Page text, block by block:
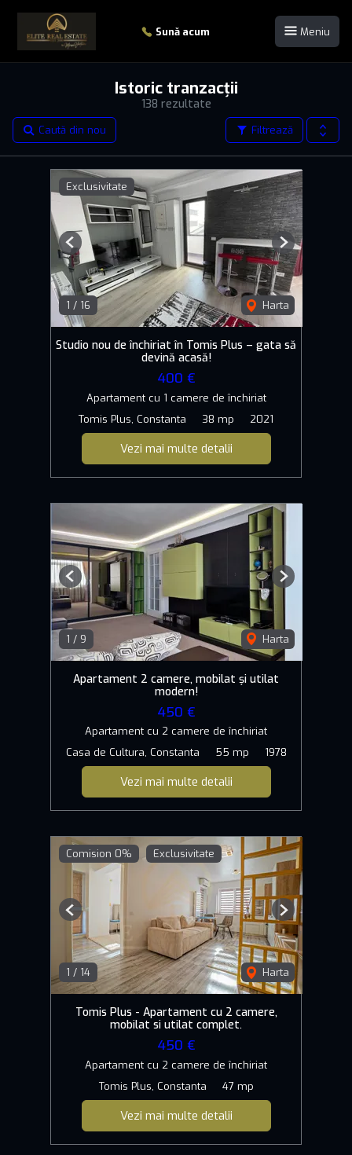
Sună acum Meniu
138 rezultate
Istoric tranzacții
Filtrează
Caută din nou
Exclusivitate
1 / 16 Harta
Previous Next
Studio nou de închiriat în Tomis Plus – gata să
devină acasă!
400 €
Apartament cu 1 camere de închiriat
Tomis Plus, Constanta
38 mp 2021
Vezi mai multe detalii
1 / 9 Harta
Previous Next
Apartament 2 camere, mobilat și utilat
modern!
450 €
Apartament cu 2 camere de închiriat
Casa de Cultura, Constanta
55 mp 1978
Vezi mai multe detalii
Comision 0% Exclusivitate
1 / 14 Harta
Previous Next
Tomis Plus - Apartament cu 2 camere,
mobilat si utilat complet.
450 €
Apartament cu 2 camere de închiriat
Tomis Plus, Constanta
47 mp
Vezi mai multe detalii